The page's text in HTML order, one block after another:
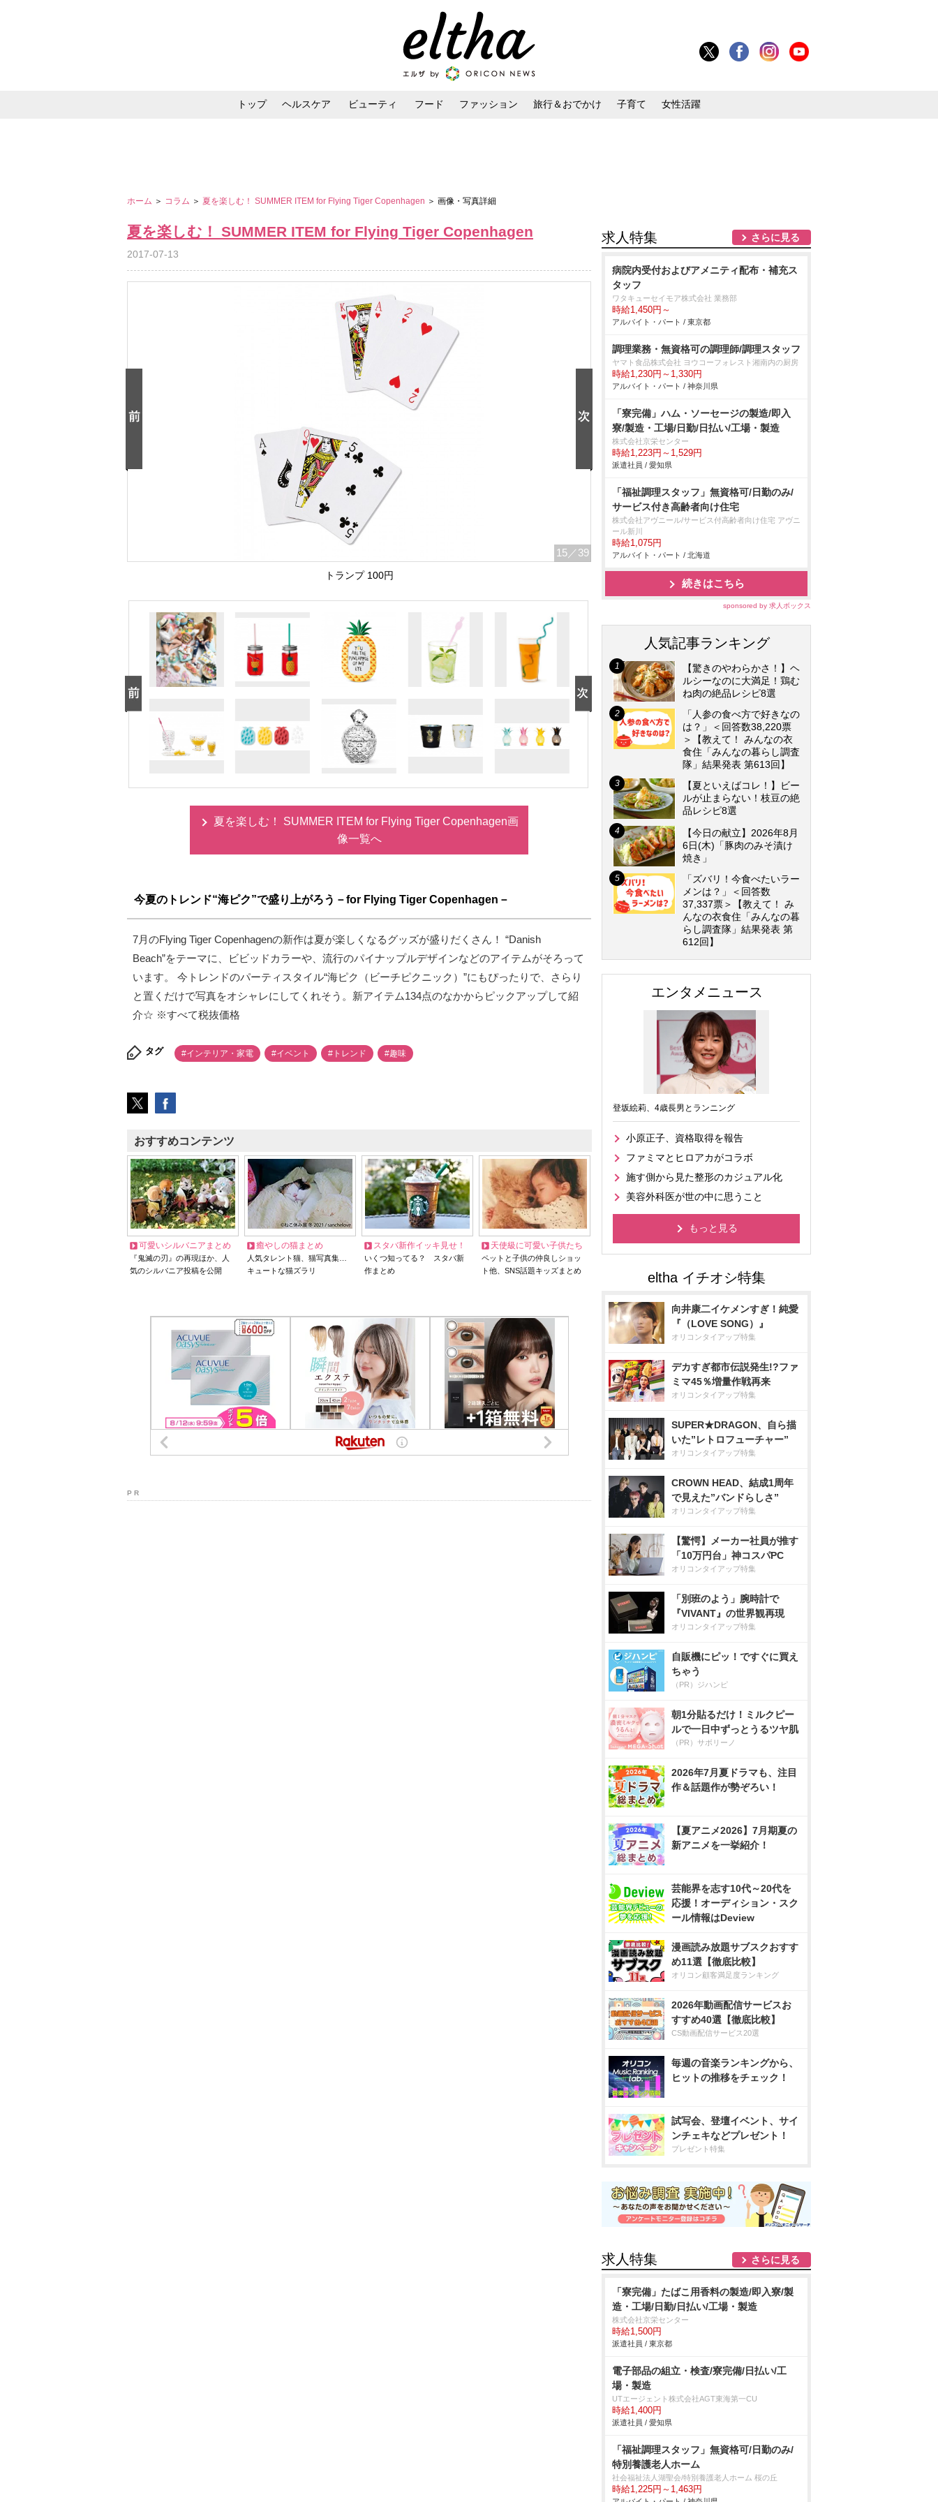
トップ ヘルスケア ビューティ フード ファッション 旅行＆おでかけ 子育て 女性活躍
ホーム ＞ コラム ＞ 夏を楽しむ！ SUMMER ITEM for Flying Tiger Copenhagen ＞ 画像・写真詳細
夏を楽しむ！ SUMMER ITEM for Flying Tiger Copenhagen
2017-07-13
15 ／39
トランプ 100円
夏を楽しむ！ SUMMER ITEM for Flying Tiger Copenhagen画
像一覧へ
今夏のトレンド“海ピク”で盛り上がろう－for Flying Tiger Copenhagen－
7月のFlying Tiger Copenhagenの新作は夏が楽しくなるグッズが盛りだくさん！ “Danish
Beach”をテーマに、ビビッドカラーや、流行のパイナップルデザインなどのアイテムがそろって
います。 今トレンドのパーティスタイル“海ピク（ビーチピクニック）”にもぴったりで、さらり
と置くだけで写真をオシャレにしてくれそう。新アイテム134点のなかからピックアップして紹
介☆ ※すべて税抜価格
タグ #インテリア・家電 #イベント #トレンド #趣味
おすすめコンテンツ
可愛いシルバニアまとめ
『鬼滅の刃』の再現ほか、人
気のシルバニア投稿を公開
癒やしの猫まとめ
人気タレント猫、猫写真集…
キュートな猫ズラリ
スタバ新作イッキ見せ！
いくつ知ってる？ スタバ新
作まとめ
天使級に可愛い子供たち
ペットと子供の仲良しショッ
ト他、SNS話題キッズまとめ
P R
求人特集 さらに見る
病院内受付およびアメニティ配布・補充ス
タッフ
ワタキューセイモア株式会社 業務部
時給1,450円～
アルバイト・パート / 東京都
調理業務・無資格可の調理師/調理スタッフ
ヤマト食品株式会社 ヨウコーフォレスト湘南内の厨房
時給1,230円～1,330円
アルバイト・パート / 神奈川県
「寮完備」ハム・ソーセージの製造/即入
寮/製造・工場/日勤/日払い/工場・製造
株式会社京栄センター
時給1,223円～1,529円
派遣社員 / 愛知県
「福祉調理スタッフ」無資格可/日勤のみ/
サービス付き高齢者向け住宅
株式会社アヴニール/サービス付高齢者向け住宅 アヴニ
ール新川
時給1,075円
アルバイト・パート / 北海道
続きはこちら
sponsored by 求人ボックス
人気記事ランキング
【驚きのやわらかさ！】ヘ
ルシーなのに大満足！鶏む
ね肉の絶品レシピ8選
「人参の食べ方で好きなの
は？」＜回答数38,220票
＞【教えて！ みんなの衣
食住「みんなの暮らし調査
隊」結果発表 第613回】
【夏といえばコレ！】ビー
ルが止まらない！枝豆の絶
品レシピ8選
【今日の献立】2026年8月
6日(木)「豚肉のみそ漬け
焼き」
「ズバリ！今食べたいラー
メンは？」＜回答数
37,337票＞【教えて！ み
んなの衣食住「みんなの暮
らし調査隊」結果発表 第
612回】
エンタメニュース
登坂絵莉、4歳長男とランニング
小原正子、資格取得を報告
ファミマとヒロアカがコラボ
施す側から見た整形のカジュアル化
美容外科医が世の中に思うこと
もっと見る
向井康二イケメンすぎ！純愛
『（LOVE SONG）』
オリコンタイアップ特集
デカすぎ都市伝説発生!?ファ
ミマ45％増量作戦再来
オリコンタイアップ特集
SUPER★DRAGON、自ら描
いた”レトロフューチャー”
オリコンタイアップ特集
CROWN HEAD、結成1周年
で見えた”バンドらしさ”
オリコンタイアップ特集
【驚愕】メーカー社員が推す
「10万円台」神コスパPC
オリコンタイアップ特集
「別班のよう」腕時計で
『VIVANT』の世界観再現
オリコンタイアップ特集
自販機にピッ！ですぐに買え
ちゃう
（PR）ジハンピ
朝1分貼るだけ！ミルクピー
ルで一日中ずっとうるツヤ肌
（PR）サボリーノ
2026年7月夏ドラマも、注目
作＆話題作が勢ぞろい！
【夏アニメ2026】7月期夏の
新アニメを一挙紹介！
芸能界を志す10代～20代を
応援！オーディション・スク
ール情報はDeview
漫画読み放題サブスクおすす
め11選【徹底比較】
オリコン顧客満足度ランキング
2026年動画配信サービスお
すすめ40選【徹底比較】
CS動画配信サービス20選
毎週の音楽ランキングから、
ヒットの推移をチェック！
試写会、登壇イベント、サイ
ンチェキなどプレゼント！
プレゼント特集
求人特集 さらに見る
「寮完備」たばこ用香料の製造/即入寮/製
造・工場/日勤/日払い/工場・製造
株式会社京栄センター
時給1,500円
派遣社員 / 東京都
電子部品の組立・検査/寮完備/日払い/工
場・製造
UTエージェント株式会社AGT東海第一CU
時給1,400円
派遣社員 / 愛知県
「福祉調理スタッフ」無資格可/日勤のみ/
特別養護老人ホーム
社会福祉法人湖聖会/特別養護老人ホーム 桜の丘
時給1,225円～1,463円